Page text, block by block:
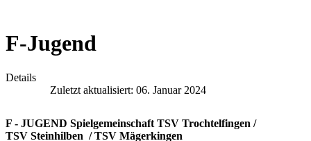
F-Jugend
Details
Zuletzt aktualisiert: 06. Januar 2024
F - JUGEND Spielgemeinschaft TSV Trochtelfingen /
TSV Steinhilben /TSV Mägerkingen